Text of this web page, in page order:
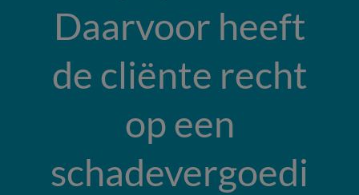
Daarvoor heeft
de cliënte recht
op een
schadevergoedi